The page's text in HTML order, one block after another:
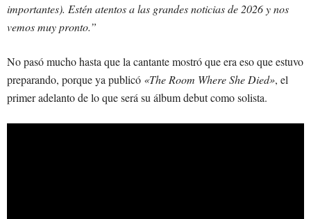
importantes). Estén atentos a las grandes noticias de 2026 y nos
vemos muy pronto.”
No pasó mucho hasta que la cantante mostró que era eso que estuvo
preparando, porque ya publicó «The Room Where She Died», el
primer adelanto de lo que será su álbum debut como solista.